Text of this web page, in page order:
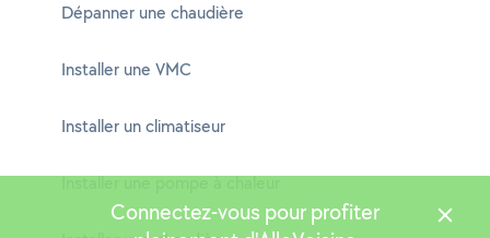
Dépanner une chaudière
Installer une VMC
Installer un climatiseur
Installer une pompe à chaleur
Connectez-vous pour profiter